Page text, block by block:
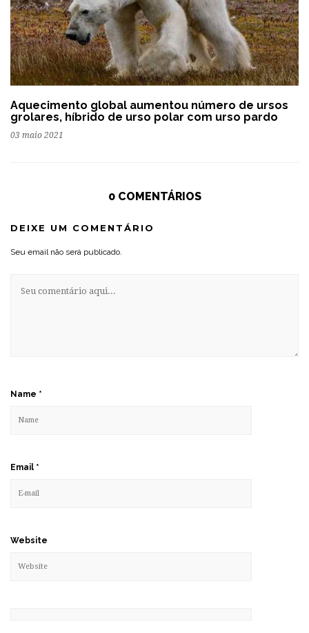
Aquecimento global aumentou número de ursos
grolares, híbrido de urso polar com urso pardo
03 maio 2021
0 COMENTÁRIOS
DEIXE UM COMENTÁRIO
Seu email não será publicado.
Name *
Email *
Website